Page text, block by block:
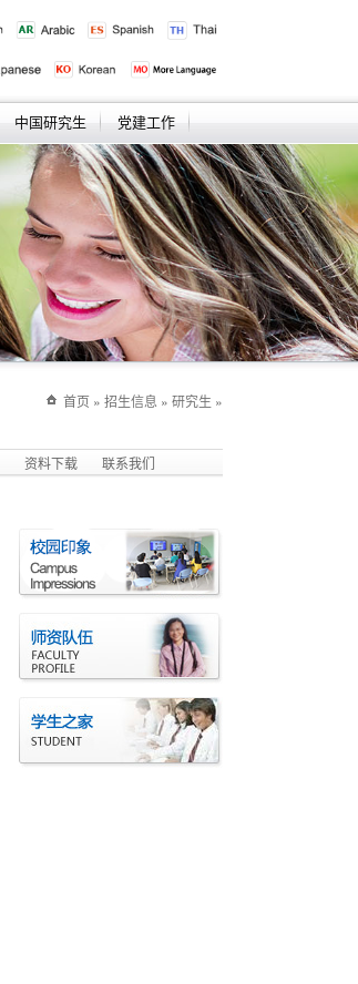
中国研究生 党建工作
首页 » 招生信息 » 研究生 »
资料下载 联系我们